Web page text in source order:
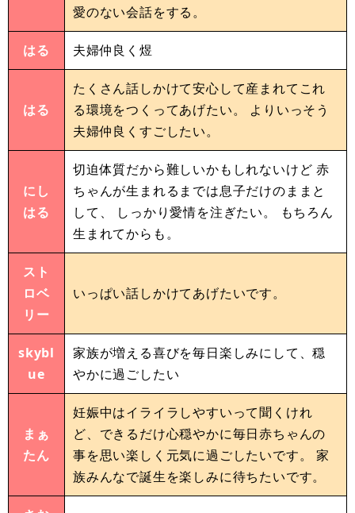
愛のない会話をする。
はる 夫婦仲良く煜
はる
たくさん話しかけて安心して産まれてこれ
る環境をつくってあげたい。 よりいっそう
夫婦仲良くすごしたい。
にし
はる
切迫体質だから難しいかもしれないけど 赤
ちゃんが生まれるまでは息子だけのままと
して、 しっかり愛情を注ぎたい。 もちろん
生まれてからも。
スト
ロベ
リー
いっぱい話しかけてあげたいです。
skybl
ue
家族が増える喜びを毎日楽しみにして、穏
やかに過ごしたい
まぁ
たん
妊娠中はイライラしやすいって聞くけれ
ど、できるだけ心穏やかに毎日赤ちゃんの
事を思い楽しく元気に過ごしたいです。 家
族みんなで誕生を楽しみに待ちたいです。